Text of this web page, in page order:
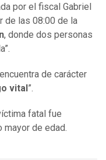
por el fiscal Gabriel
de las 08:00 de la
, donde dos personas
de carácter
vital ”.
fatal fue
mayor de edad.